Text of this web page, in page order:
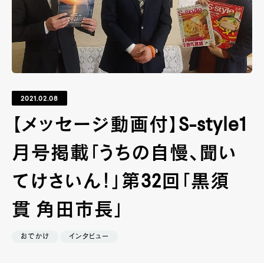
2021.02.08
【メッセージ動画付】S-style1
月号掲載「うちの自慢、聞い
てけさいん！」第32回「黒須
貫 角田市長」
おでかけ インタビュー